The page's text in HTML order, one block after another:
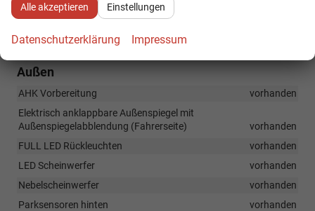
Traffic sign recognition - Verkehrszeichenerkennung
Adaptiver Abstandsassistent ACC bis 210 km/h
Außen
AHK Vorbereitung
vorhanden
Elektrisch anklappbare Außenspiegel mit
Außenspiegelabblendung (Fahrerseite)
vorhanden
FULL LED Rückleuchten
vorhanden
LED Scheinwerfer
vorhanden
Nebelscheinwerfer
vorhanden
Parksensoren hinten
vorhanden
Alle akzeptieren Einstellungen
Datenschutzerklärung Impressum